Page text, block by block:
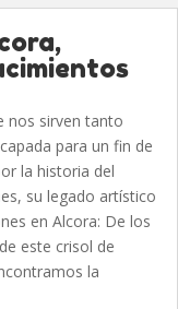
nos sirven tanto
para un fin de
la historia del
su legado artístico
en Alcora: De los
este crisol de
la